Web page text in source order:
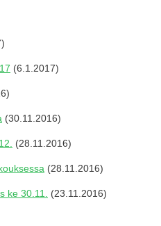
(6.1.2017)
(30.11.2016)
(28.11.2016)
(28.11.2016)
ke 30.11. (23.11.2016)